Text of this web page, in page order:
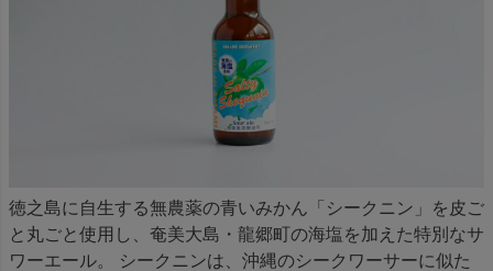
徳之島に自生する無農薬の青いみかん「シークニン」を皮ご
と丸ごと使用し、奄美大島・龍郷町の海塩を加えた特別なサ
ワーエール。 シークニンは、沖縄のシークワーサーに似た